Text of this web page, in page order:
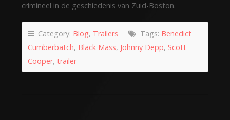
crimineel in de geschiedenis van Zuid-Boston.
Category: Blog, Trailers Tags: Benedict
Cumberbatch, Black Mass, Johnny Depp, Scott
Cooper, trailer